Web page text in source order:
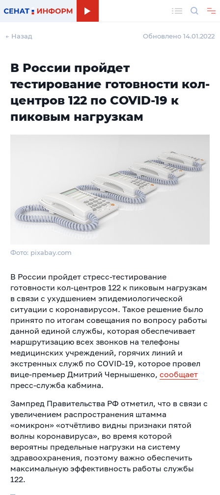
← Назад Обновлено 14.01.2022
В России пройдет
тестирование готовности кол-
центров 122 по COVID-19 к
пиковым нагрузкам
Фото: pixabay.com
В России пройдет стресс-тестирование
готовности кол-центров 122 к пиковым нагрузкам
в связи с ухудшением эпидемиологической
ситуации с коронавирусом. Такое решение было
принято по итогам совещания по вопросу работы
данной единой службы, которая обеспечивает
маршрутизацию всех звонков на телефоны
медицинских учреждений, горячих линий и
экстренных служб по COVID-19, которое провел
вице-премьер Дмитрий Чернышенко, сообщает
пресс-служба кабмина.
Зампред Правительства РФ отметил, что в связи с
увеличением распространения штамма
«омикрон» «отчётливо видны признаки пятой
волны коронавируса», во время которой
вероятны предельные нагрузки на систему
здравоохранения, поэтомуважно обеспечить
максимальную эффективность работы службы
122.